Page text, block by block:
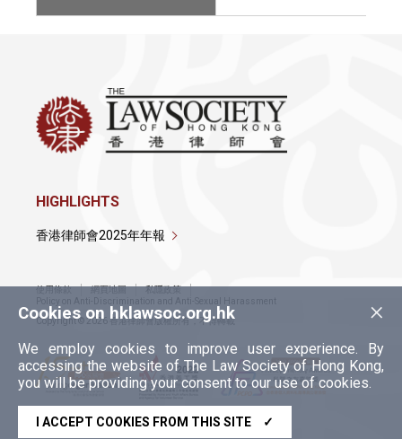
×
Cookies on hklawsoc.org.hk
We employ cookies to improve user experience. By
accessing the website of The Law Society of Hong Kong,
you will be providing your consent to our use of cookies.
I ACCEPT COOKIES FROM THIS SITE ✓
HIGHLIGHTS
香港律師會2025年年報
使用條款 網頁地圖
私隱政策
Policy on Anti-Discrimination and Anti-Sexual Harassment
Copyright © 2026 香港律師會版權所有，不得轉載